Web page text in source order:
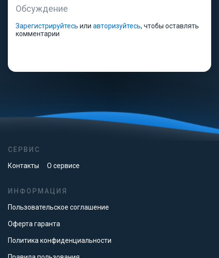
Обсуждение
Зарегистрируйтесь или авторизуйтесь, чтобы оставлять
комментарии
СЕРВИС
Контакты О сервисе
ИНФОРМАЦИЯ
Пользовательское соглашение
Оферта гаранта
Политика конфиденциальности